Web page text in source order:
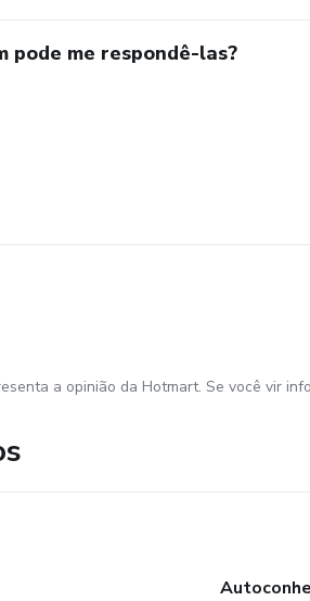
pode me respondê-las?
a opinião da Hotmart. Se você vir